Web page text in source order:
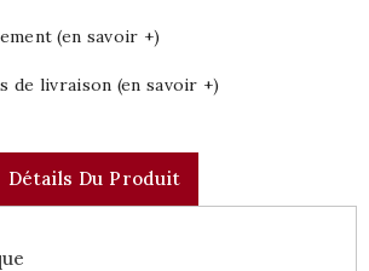
(en savoir +)
de livraison (en savoir +)
Détails Du Produit